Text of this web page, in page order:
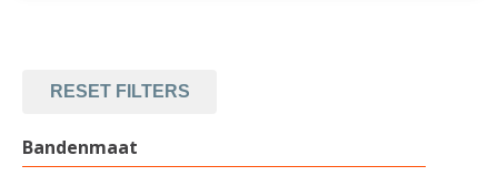
RESET FILTERS
Bandenmaat